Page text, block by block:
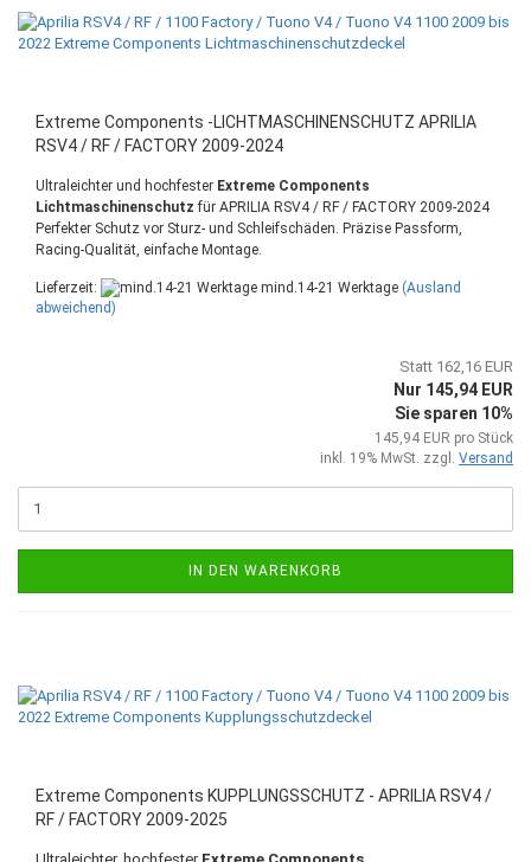
Extreme Components -LICHTMASCHINENSCHUTZ APRILIA
RSV4 / RF / FACTORY 2009-2024
Ultraleichter und hochfester Extreme Components
Lichtmaschinenschutz für APRILIA RSV4 / RF / FACTORY 2009-2024
Perfekter Schutz vor Sturz- und Schleifschäden. Präzise Passform,
Racing-Qualität, einfache Montage.
Lieferzeit: mind.14-21 Werktage (Ausland
abweichend)
Statt 162,16 EUR
Nur 145,94 EUR
Sie sparen 10%
145,94 EUR pro Stück
inkl. 19% MwSt. zzgl. Versand
IN DEN WARENKORB
Extreme Components KUPPLUNGSSCHUTZ - APRILIA RSV4 /
RF / FACTORY 2009-2025